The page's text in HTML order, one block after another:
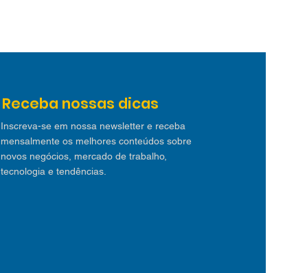
Receba nossas dicas
Inscreva-se em nossa newsletter e receba
mensalmente os melhores conteúdos sobre
novos negócios, mercado de trabalho,
tecnologia e tendências.